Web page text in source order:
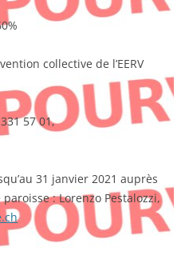
collective de l’EERV
57 01,
31 janvier 2021 auprès
: Lorenzo Pestalozzi,